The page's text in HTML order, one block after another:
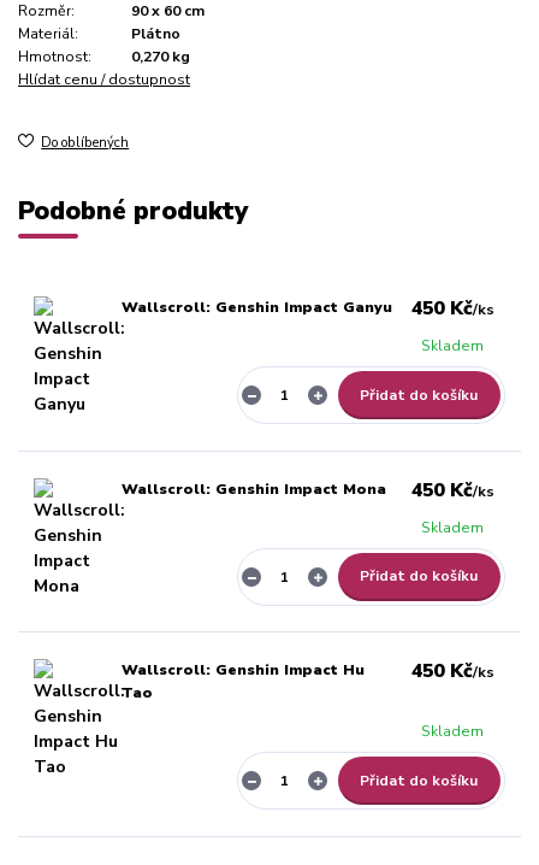
Rozměr:
90 x 60 cm
Materiál:
Plátno
Hmotnost:
0,270 kg
Hlídat cenu / dostupnost
Do oblíbených
Podobné produkty
Wallscroll: Genshin Impact Ganyu 450 Kč/ks
Skladem
Přidat do košíku
Wallscroll: Genshin Impact Mona 450 Kč/ks
Skladem
Přidat do košíku
Wallscroll: Genshin Impact Hu
Tao
450 Kč/ks
Skladem
Přidat do košíku